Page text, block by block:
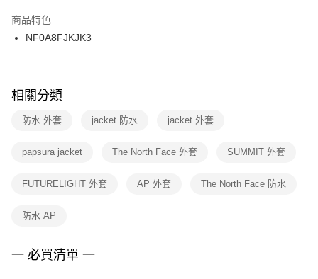
２．訂單成立數日內，您將收到繳費通知簡訊。
３．收到繳費通知簡訊後14天內，點擊此簡訊中的連結，可透過四大超商／
ATM／網路銀行／等多元方式進行付款，方視為交易完成。
※ 交易是否成功請以「AFTEE先享後付 」之結帳頁面顯示為準，若有關於
是否繳費成功／繳費後需取消欲退款等相關疑問，請聯繫「AFTEE先享後付
客戶支援中心」
https://netprotections.freshdesk.com/support/home
１．透過由恩沛科技股份有限公司提供之「AFTEE先享後付」服務完成之交
權轉讓予恩沛科技股份有限公司。
３．未成年的使用者請事先徵得法定代理人或監護人之同意方可使用
４．使用「AFTEE先享後付」時，將依據個別帳號之用戶狀況，依本公司即
付款後門市自取
每筆NT$100，滿NT$1,500(含以上)免運費
商品特色
NF0A8FJKJK3
相關分類
防水 外套 jacket 防水 jacket 外套
papsura jacket The North Face 外套 SUMMIT 外套
FUTURELIGHT 外套 AP 外套 The North Face 防水
防水 AP
一 必買清單 一